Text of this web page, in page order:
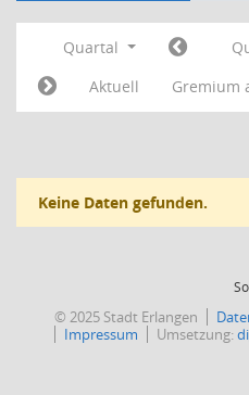
Quartal
Aktuell
Gremium
Keine Daten gefunden.
© 2025 Stadt Erlangen
Impressum
Umsetzung: